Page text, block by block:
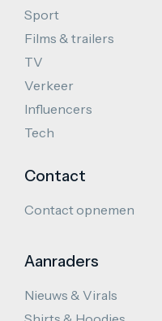
Sport
Films & trailers
TV
Verkeer
Influencers
Tech
Contact
Contact opnemen
Aanraders
Nieuws & Virals